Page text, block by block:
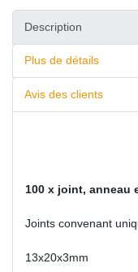
Description
Plus de détails
Avis des clients
100 x joint, anneau
Joints convenant
13x20x3mm